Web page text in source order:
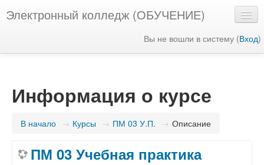
Электронный колледж (ОБУЧЕНИЕ)
Вы не вошли в систему (Вход)
Информация о курсе
В начало → Курсы → ПМ 03 У.П. → Описание
ПМ 03 Учебная практика